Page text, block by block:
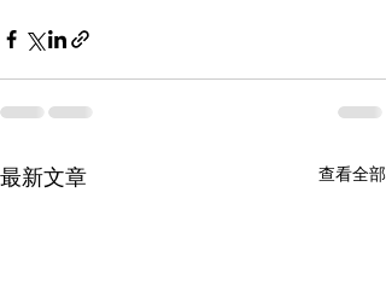
最新文章 查看全部